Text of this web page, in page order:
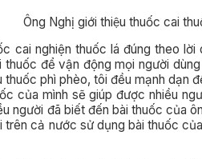
Ông Nghị giới thiệu thuốc cai
cai nghiện thuốc lá đúng theo
để vận động mọi người
phì phèo, tôi đều mạnh
của mình sẽ giúp được nhiều
người đã biết đến bài thuốc của
cả nước sử dụng bài thuốc